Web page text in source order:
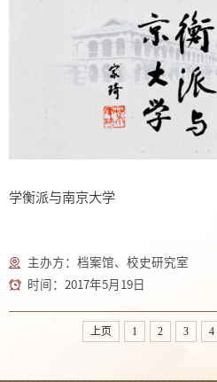
学衡派与南京大学
主办方：档案馆、校史研究室
时间：2017年5月19日
上页 1 2 3 4